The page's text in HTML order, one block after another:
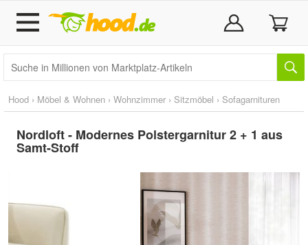
Hood › Möbel & Wohnen › Wohnzimmer › Sitzmöbel › Sofagarnituren
Nordloft - Modernes Polstergarnitur 2 + 1 aus
Samt-Stoff